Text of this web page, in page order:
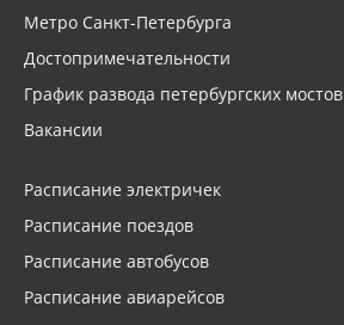
Метро Санкт-Петербурга
Достопримечательности
График развода петербургских мостов
Вакансии
Расписание электричек
Расписание поездов
Расписание автобусов
Расписание авиарейсов